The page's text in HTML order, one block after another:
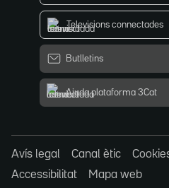
Televisions connectades
Butlletins
Ajuda plataforma 3Cat
Avís legal Canal ètic
Accessibilitat
Mapa web